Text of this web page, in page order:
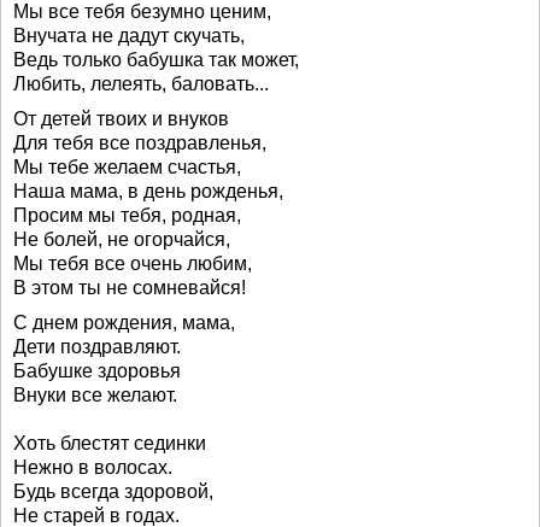
Мы все тебя безумно ценим,
Внучата не дадут скучать,
Ведь только бабушка так может,
Любить, лелеять, баловать...
От детей твоих и внуков
Для тебя все поздравленья,
Мы тебе желаем счастья,
Наша мама, в день рожденья,
Просим мы тебя, родная,
Не болей, не огорчайся,
Мы тебя все очень любим,
В этом ты не сомневайся!
С днем рождения, мама,
Дети поздравляют.
Бабушке здоровья
Внуки все желают.
Хоть блестят сединки
Нежно в волосах.
Будь всегда здоровой,
Не старей в годах.